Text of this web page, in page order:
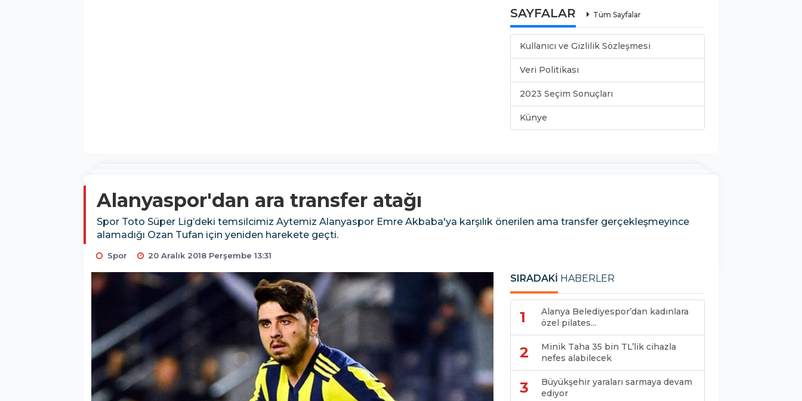
SAYFALAR Tüm Sayfalar
Kullanıcı ve Gizlilik Sözleşmesi
Veri Politikası
2023 Seçim Sonuçları
Künye
Alanyaspor'dan ara transfer atağı
Spor Toto Süper Lig’deki temsilcimiz Aytemiz Alanyaspor Emre Akbaba'ya karşılık önerilen ama transfer gerçekleşmeyince
alamadığı Ozan Tufan için yeniden harekete geçti.
Spor 20 Aralık 2018 Perşembe 13:31
SIRADAKİ HABERLER
1
Alanya Belediyespor’dan kadınlara
özel pilates...
2
Minik Taha 35 bin TL’lik cihazla
nefes alabilecek
3
Büyükşehir yaraları sarmaya devam
ediyor